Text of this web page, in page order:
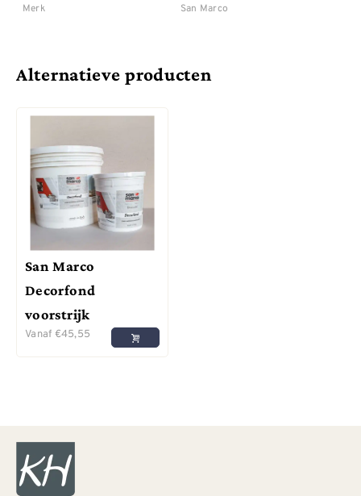
Merk San Marco
Alternatieve producten
San Marco
Decorfond
voorstrijk
Vanaf €45,55